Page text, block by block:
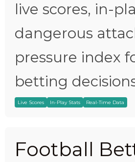
live scores, in-
dangerous
pressure index
betting
Live Scores In-Play Stats Real-Time Data
Football